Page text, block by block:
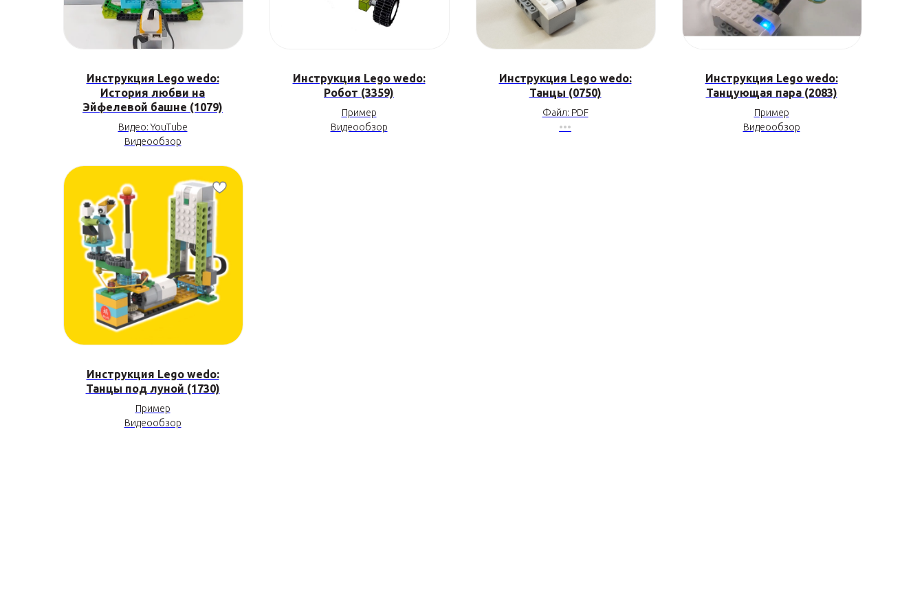
Инструкция Lego wedo:
История любви на
Эйфелевой башне (1079)
Видео: YouTube
Видеообзор
Инструкция Lego wedo:
Робот (3359)
Пример
Видеообзор
Инструкция Lego wedo:
Танцы (0750)
Файл: PDF
•••
Инструкция Lego wedo:
Танцующая пара (2083)
Пример
Видеообзор
Инструкция Lego wedo:
Танцы под луной (1730)
Пример
Видеообзор